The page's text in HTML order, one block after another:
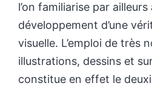
l’on familiarise par ailleurs
développement d’une
visuelle. L’emploi de très
illustrations, dessins et
constitue en effet le